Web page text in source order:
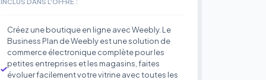
Créez une boutique en ligne avec Weebly. Le
Business Plan de Weebly est une solution de
commerce électronique complète pour les
petites entreprises et les magasins, faites
évoluer facilement votre vitrine avec toutes les